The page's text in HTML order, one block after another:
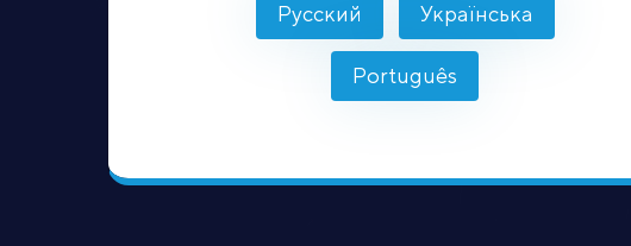
Русский Українська
Português